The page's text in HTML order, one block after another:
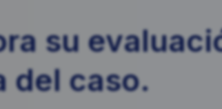
su
del caso.